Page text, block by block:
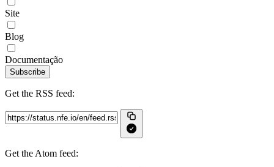
Site
Blog
Documentação
Subscribe
Get the RSS feed:
Get the Atom feed: